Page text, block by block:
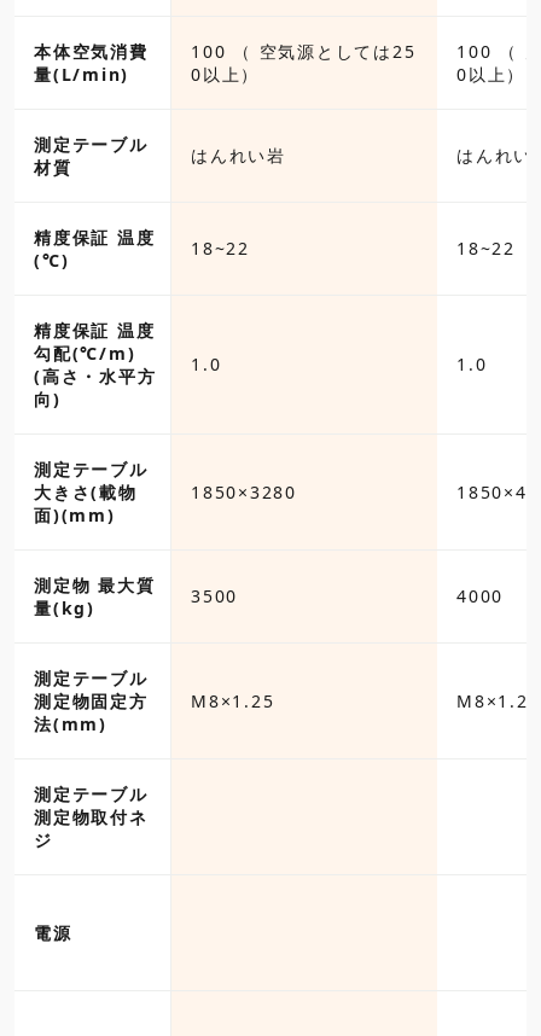
本体空気消費
量(L/min)
気源としては25
100 （ 空気源としては25
0以上）
100 （
0以上）
測定テーブル
材質
はんれい岩 はんれい
精度保証 温度
(℃)
18~22 18~22
精度保証 温度
勾配(℃/m)
(高さ・水平方
向)
1.0 1.0
測定テーブル
大きさ(載物
面)(mm)
1850×3280
測定物 最大質
量(kg)
3500 4000
測定テーブル
測定物固定方
法(mm)
M8×1.25 M8×1.25
測定テーブル
測定物取付ネ
ジ
電源